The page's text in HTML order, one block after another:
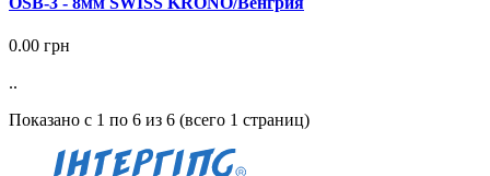
0.00 грн
..
Показано с 1 по 6 из 6 (всего 1 страниц)